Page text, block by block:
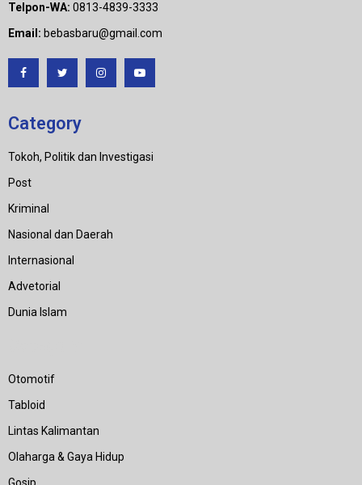
Telpon-WA: 0813-4839-3333
Email: bebasbaru@gmail.com
Category
Tokoh, Politik dan Investigasi
Post
Kriminal
Nasional dan Daerah
Internasional
Advetorial
Dunia Islam
Otomotif
Tabloid
Lintas Kalimantan
Olaharga & Gaya Hidup